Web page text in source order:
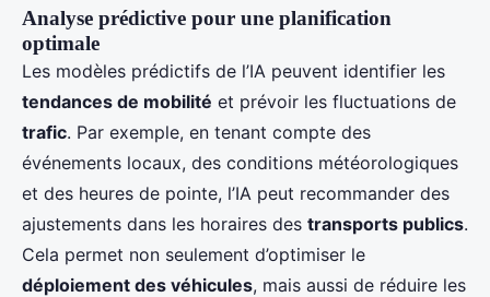
Analyse prédictive pour une planification
optimale
Les modèles prédictifs de l’IA peuvent identifier les
tendances de mobilité et prévoir les fluctuations de
trafic. Par exemple, en tenant compte des
événements locaux, des conditions météorologiques
et des heures de pointe, l’IA peut recommander des
ajustements dans les horaires des transports publics.
Cela permet non seulement d’optimiser le
déploiement des véhicules, mais aussi de réduire les